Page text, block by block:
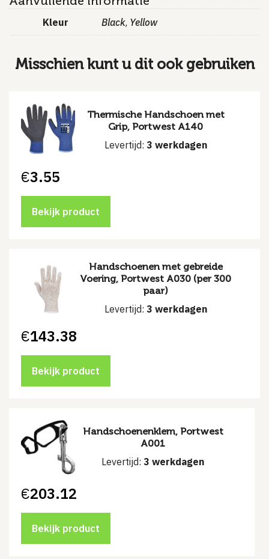
Kleur Black, Yellow
Misschien kunt u dit ook gebruiken
Thermische Handschoen met
Grip, Portwest A140
Levertijd: 3 werkdagen
€3.55
Bekijk product
Handschoenen met gebreide
Voering, Portwest A030 (per 300
paar)
Levertijd: 3 werkdagen
€143.38
Bekijk product
Handschoenenklem, Portwest
A001
Levertijd: 3 werkdagen
€203.12
Bekijk product